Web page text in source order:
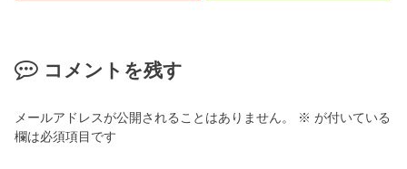
コメントを残す
メールアドレスが公開されることはありません。 ※ が付いている
欄は必須項目です